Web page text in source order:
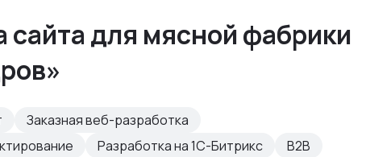
сайта для мясной фабрики
Заказная веб-разработка
Разработка на 1С-Битрикс B2B